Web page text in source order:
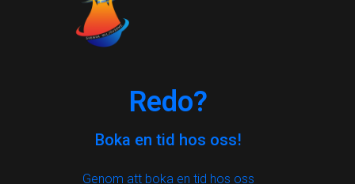
Redo?
Boka en tid hos oss!
Genom att boka en tid hos oss